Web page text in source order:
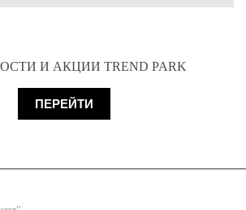
И АКЦИИ TREND PARK
ПЕРЕЙТИ